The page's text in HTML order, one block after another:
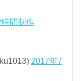
時間制作
2017年7